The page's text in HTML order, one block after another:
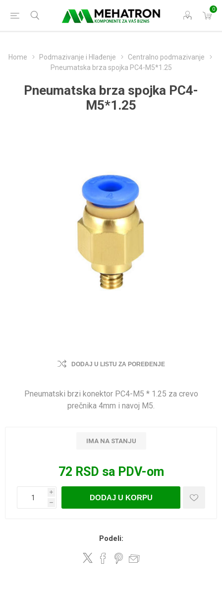
0
Home Podmazivanje i Hlađenje
Centralno podmazivanje
Pneumatska brza spojka PC4-M5*1.25
Pneumatska brza spojka PC4-
M5*1.25
DODAJ U LISTU ZA POREĐENJE
Pneumatski brzi konektor PC4-M5 * 1.25 za crevo
prečnika 4mm i navoj M5.
IMA NA STANJU
72 RSD sa PDV-om
i
h
DODAJ U KORPU
Podeli: